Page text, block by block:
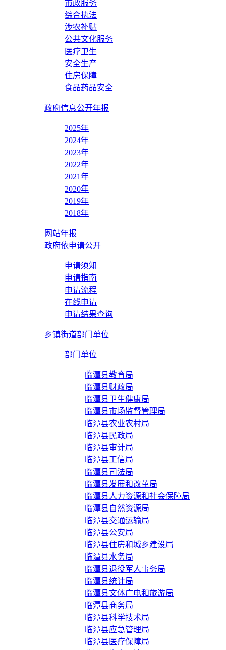
市政服务
综合执法
涉农补贴
公共文化服务
医疗卫生
安全生产
住房保障
食品药品安全
政府信息公开年报
2025年
2024年
2023年
2022年
2021年
2020年
2019年
2018年
网站年报
政府依申请公开
申请须知
申请指南
申请流程
在线申请
申请结果查询
乡镇街道部门单位
部门单位
临潭县教育局
临潭县财政局
临潭县卫生健康局
临潭县市场监督管理局
临潭县农业农村局
临潭县民政局
临潭县审计局
临潭县工信局
临潭县司法局
临潭县发展和改革局
临潭县人力资源和社会保障局
临潭县自然资源局
临潭县交通运输局
临潭县公安局
临潭县住房和城乡建设局
临潭县水务局
临潭县退役军人事务局
临潭县统计局
临潭县文体广电和旅游局
临潭县商务局
临潭县科学技术局
临潭县应急管理局
临潭县医疗保障局